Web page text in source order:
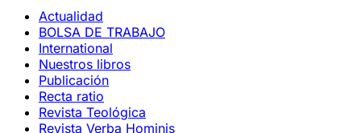
Actualidad
BOLSA DE TRABAJO
International
Nuestros libros
Publicación
Recta ratio
Revista Teológica
Revista Verba Hominis